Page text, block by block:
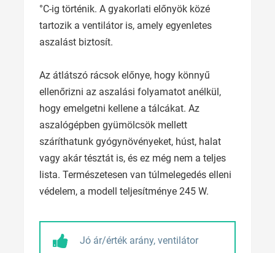
°C-ig történik. A gyakorlati előnyök közé
tartozik a ventilátor is, amely egyenletes
aszalást biztosít.
Az átlátszó rácsok előnye, hogy könnyű
ellenőrizni az aszalási folyamatot anélkül,
hogy emelgetni kellene a tálcákat. Az
aszalógépben gyümölcsök mellett
száríthatunk gyógynövényeket, húst, halat
vagy akár tésztát is, és ez még nem a teljes
lista. Természetesen van túlmelegedés elleni
védelem, a modell teljesítménye 245 W.
Jó ár/érték arány, ventilátor